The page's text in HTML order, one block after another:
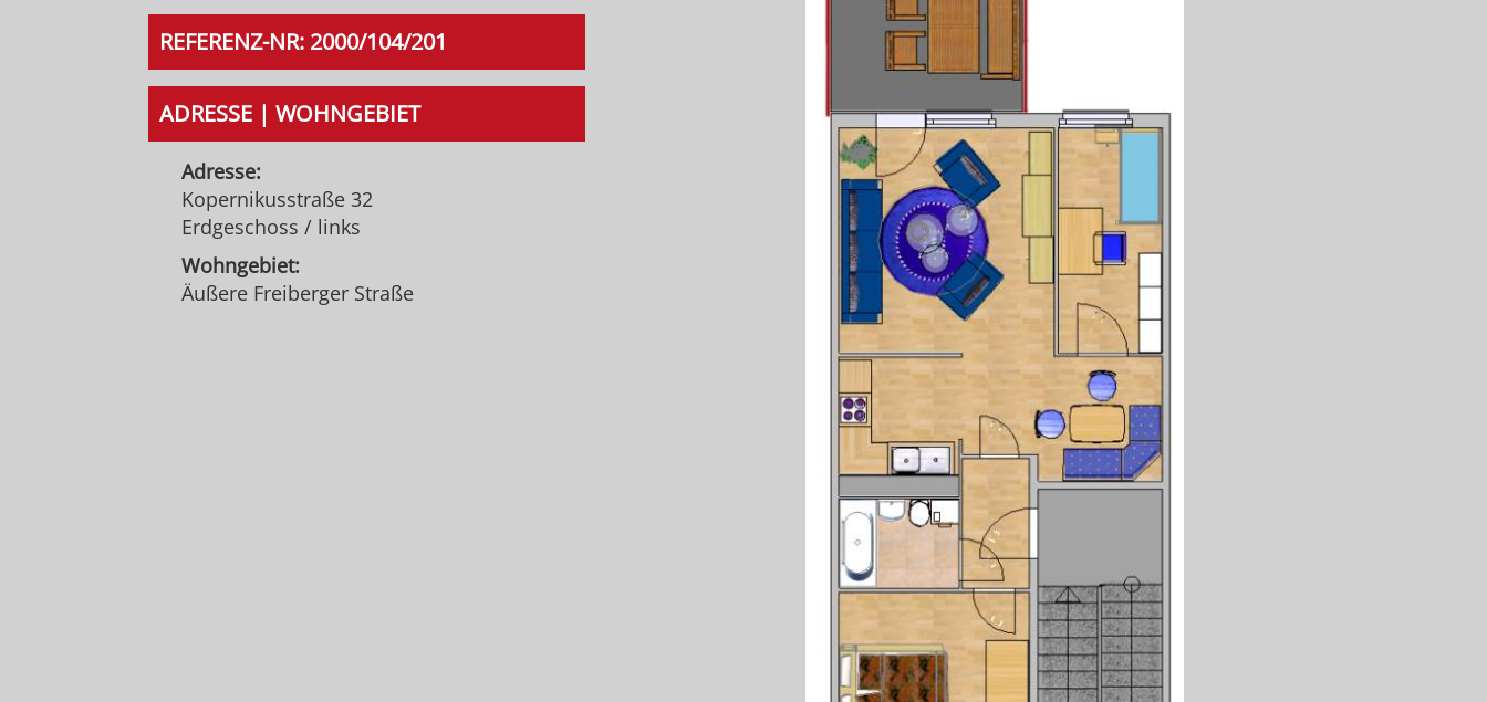
REFERENZ-NR: 2000/104/201
ADRESSE | WOHNGEBIET
Adresse:
Kopernikusstraße 32
Erdgeschoss / links
Wohngebiet:
Äußere Freiberger Straße